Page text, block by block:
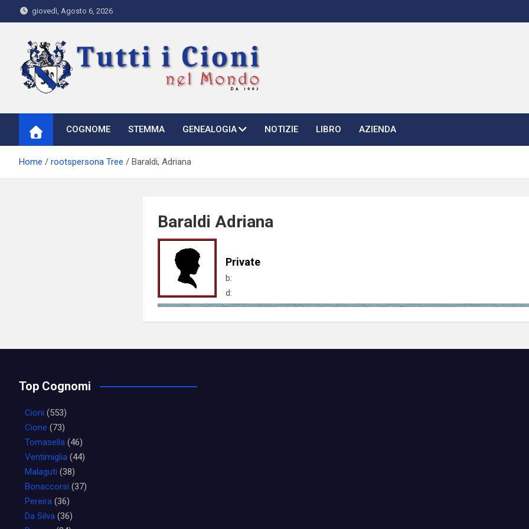
to
giovedì, Agosto 6, 2026
Tutti i Cioni nel Mondo
COGNOME STEMMA GENEALOGIA NOTIZIE LIBRO AZIENDA
Home rootspersona Tree Baraldi, Adriana
Baraldi Adriana
Private
b:
d:
Top Cognomi
Cioni (553)
Cione (73)
Tomasella (46)
Ventimiglia (44)
Malaguti (38)
Bonaccorsi (37)
Pereira (36)
Da Silva (36)